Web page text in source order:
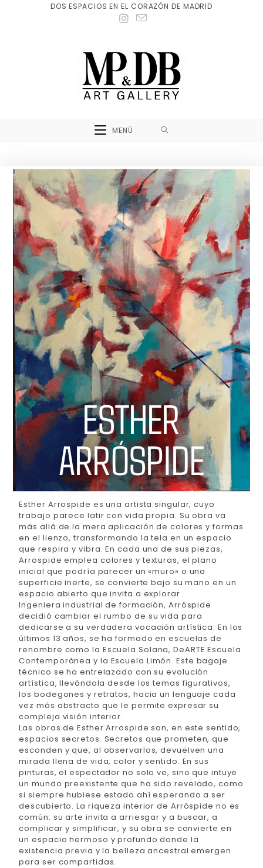
DOS ESPACIOS EN EL CORAZÓN DE MADRID
MENÚ
ESTHER
ARRÓSPIDE
Esther Arrospide es una artista singular, cuyo
trabajo parece latir con vida propia. Su obra va
más allá de la mera aplicación de colores y formas
en el lienzo, transformando la tela en un espacio
que respira y vibra. En cada una de sus piezas,
Arrospide emplea colores y texturas, el plano
inicial que podría parecer un «muro» o una
superficie inerte, se convierte bajo su mano en un
espacio abierto que invita a explorar.
Ingeniera industrial de formación, Arróspide
decidió cambiar el rumbo de su vida para
dedicarse a su verdadera vocación artística. En los
últimos 13 años, se ha formado en escuelas de
renombre como la Escuela Solana, DeARTE Escuela
Contemporánea y la Escuela Limón. Este bagaje
técnico se ha entrelazado con su evolución
artística, llevándola desde los temas figurativos,
los bodegones y retratos, hacia un lenguaje cada
vez más abstracto que le permite expresar su
compleja visión interior.
Las obras de Esther Arrospide son, en este sentido,
espacios secretos. Secretos que prometen, que
esconden y que, al observarlos, devuelven una
mirada llena de vida, color y sentido. En sus
pinturas, el espectador no solo ve, sino que intuye
un mundo preexistente que ha sido revelado, como
si siempre hubiese estado ahí esperando a ser
descubierto. La riqueza interior de Arróspide no es
común: su arte invita a arriesgar y a buscar, a
complicar y simplificar, y su obra se convierte en
un espacio hermoso y profundo donde la
existencia previa y la belleza ancestral emergen
para ser compartidas.